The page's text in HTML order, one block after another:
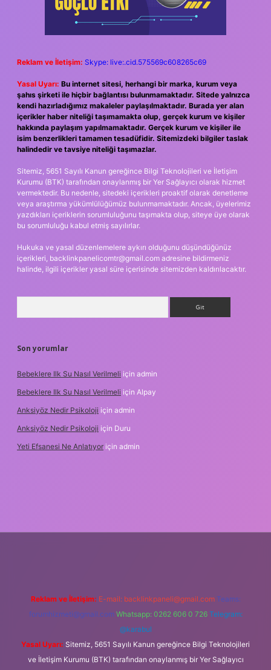
Reklam ve İletişim: Skype: live:.cid.575569c608265c69
Yasal Uyarı: Bu internet sitesi, herhangi bir marka, kurum veya
şahıs şirketi ile hiçbir bağlantısı bulunmamaktadır. Sitede yalnızca
kendi hazırladığımız makaleler paylaşılmaktadır. Burada yer alan
içerikler haber niteliği taşımamakta olup, gerçek kurum ve kişiler
hakkında paylaşım yapılmamaktadır. Gerçek kurum ve kişiler ile
isim benzerlikleri tamamen tesadüfidir. Sitemizdeki bilgiler taslak
halindedir ve tavsiye niteliği taşımazlar.
Sitemiz, 5651 Sayılı Kanun gereğince Bilgi Teknolojileri ve İletişim
Kurumu (BTK) tarafından onaylanmış bir Yer Sağlayıcı olarak hizmet
vermektedir. Bu nedenle, sitedeki içerikleri proaktif olarak denetleme
veya araştırma yükümlülüğümüz bulunmamaktadır. Ancak, üyelerimiz
yazdıkları içeriklerin sorumluluğunu taşımakta olup, siteye üye olarak
bu sorumluluğu kabul etmiş sayılırlar.
Hukuka ve yasal düzenlemelere aykırı olduğunu düşündüğünüz
içerikleri, backlinkpanelicomtr@gmail.com adresine bildirmeniz
halinde, ilgili içerikler yasal süre içerisinde sitemizden kaldırılacaktır.
Son yorumlar
Bebeklere Ilk Su Nasıl Verilmeli için admin
Bebeklere Ilk Su Nasıl Verilmeli için Alpay
Anksiyöz Nedir Psikoloji için admin
Anksiyöz Nedir Psikoloji için Duru
Yeti Efsanesi Ne Anlatıyor için admin
Reklam ve İletişim: E-mail: backlinkpaneli@gmail.com Teams:
forumhizmeti@gmail.com Whatsapp: 0262 606 0 726 Telegram:
@karabul
Yasal Uyarı: Sitemiz, 5651 Sayılı Kanun gereğince Bilgi Teknolojileri
ve İletişim Kurumu (BTK) tarafından onaylanmış bir Yer Sağlayıcı